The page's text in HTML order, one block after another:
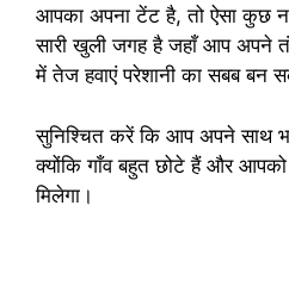
आपका अपना टेंट है, तो ऐसा कुछ
सारी खुली जगह है जहाँ आप अपने
में तेज हवाएं परेशानी का सबब बन
सुनिश्चित करें कि आप अपने साथ
क्योंकि गाँव बहुत छोटे हैं और
मिलेगा।